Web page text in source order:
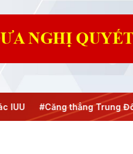
#Căng thẳng Trung Đông